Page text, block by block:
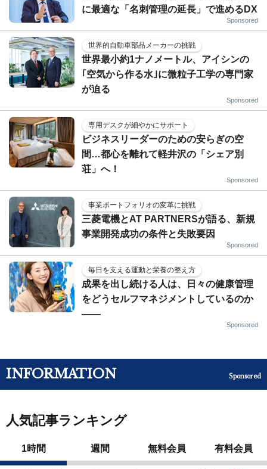
に最適な「名刺管理の延長」で進めるDX
Sponsored
世界的自動車部品メーカーの挑戦
世界最小約1ナノメートル、アイシンの
｢空気から作る水｣に微粒子工学の専門家
が迫る
Sponsored
専用デスクが細やかにサポート
ビジネスリーダーのための安らぎの空
間…都心を離れて軽井沢の「シェア別
荘」へ！
Sponsored
事業ポートフォリオの変革に挑戦
三菱電機とAT PARTNERSが語る、新規
事業開発成功の条件と失敗要因
Sponsored
毎日を支える運動と栄養の整え方
成果を出し続ける人は、日々の健康管理
をどうセルフマネジメントしているのか
——
Sponsored
INFORMATION Sponsored
人気記事ランキング
1時間 週間 無料会員 有料会員